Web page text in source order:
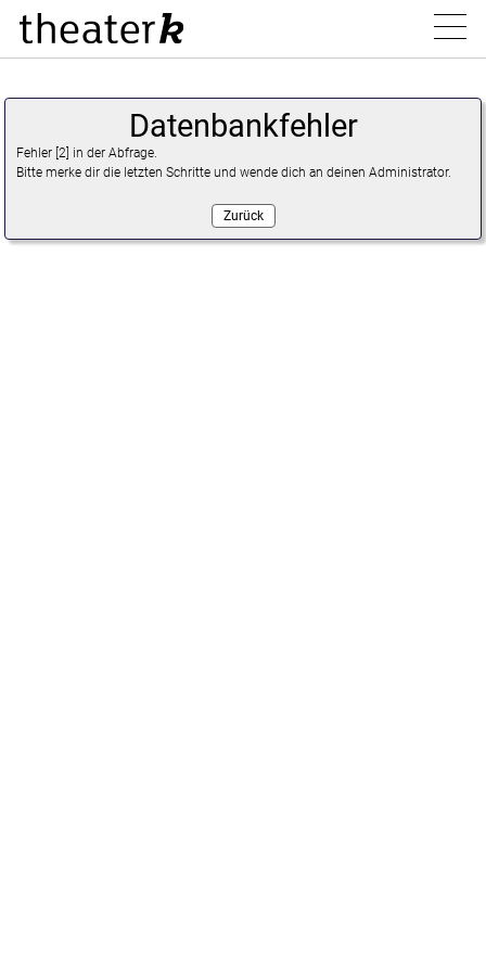
Programm
Datenbankfehler
Fehler [2] in der Abfrage.
Bitte merke dir die letzten Schritte und wende dich an deinen Administrator.
Zurück